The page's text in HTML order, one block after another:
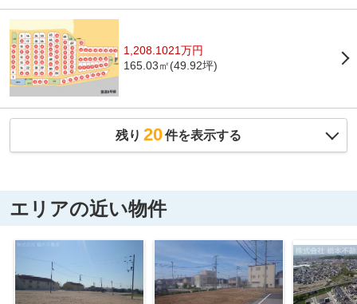
1,208.1021万円
165.03㎡(49.92坪)
残り 20件を表示する
エリアの近い物件